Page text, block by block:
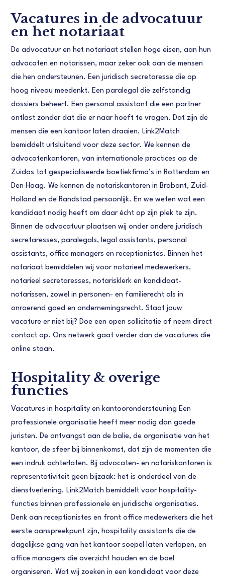
Vacatures in de advocatuur
en het notariaat
De advocatuur en het notariaat stellen hoge eisen, aan hun
advocaten en notarissen, maar zeker ook aan de mensen
die hen ondersteunen. Een juridisch secretaresse die op
hoog niveau meedenkt. Een paralegal die zelfstandig
dossiers beheert. Een personal assistant die een partner
ontlast zonder dat die er naar hoeft te vragen. Dat zijn de
mensen die een kantoor laten draaien. Link2Match
bemiddelt uitsluitend voor deze sector. We kennen de
advocatenkantoren, van internationale practices op de
Zuidas tot gespecialiseerde boetiekfirma’s in Rotterdam en
Den Haag. We kennen de notariskantoren in Brabant, Zuid-
Holland en de Randstad persoonlijk. En we weten wat een
kandidaat nodig heeft om daar écht op zijn plek te zijn.
Binnen de advocatuur plaatsen wij onder andere juridisch
secretaresses, paralegals, legal assistants, personal
assistants, office managers en receptionistes. Binnen het
notariaat bemiddelen wij voor notarieel medewerkers,
notarieel secretaresses, notarisklerk en kandidaat-
notarissen, zowel in personen- en familierecht als in
onroerend goed en ondernemingsrecht. Staat jouw
vacature er niet bij? Doe een open sollicitatie of neem direct
contact op. Ons netwerk gaat verder dan de vacatures die
online staan.
Hospitality & overige
functies
Vacatures in hospitality en kantoorondersteuning Een
professionele organisatie heeft meer nodig dan goede
juristen. De ontvangst aan de balie, de organisatie van het
kantoor, de sfeer bij binnenkomst, dat zijn de momenten die
een indruk achterlaten. Bij advocaten- en notariskantoren is
representativiteit geen bijzaak: het is onderdeel van de
dienstverlening. Link2Match bemiddelt voor hospitality-
functies binnen professionele en juridische organisaties.
Denk aan receptionistes en front office medewerkers die het
eerste aanspreekpunt zijn, hospitality assistants die de
dagelijkse gang van het kantoor soepel laten verlopen, en
office managers die overzicht houden en de boel
organiseren. Wat wij zoeken in een kandidaat voor deze